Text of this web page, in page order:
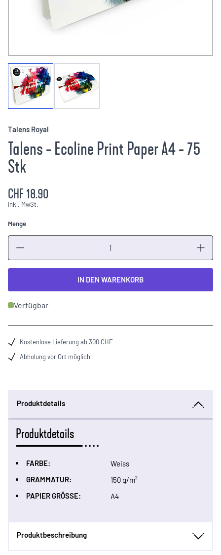
Talens Royal
Talens - Ecoline Print Paper A4 - 75
Stk
CHF 18.90
inkl. MwSt.
Menge
IN DEN WARENKORB
Verfügbar
Kostenlose Lieferung ab 300 CHF
Abholung vor Ort möglich
Produktdetails
Produktdetails
FARBE:
Weiss
GRAMMATUR:
150 g/m²
PAPIER GRÖSSE:
A4
Produktbeschreibung